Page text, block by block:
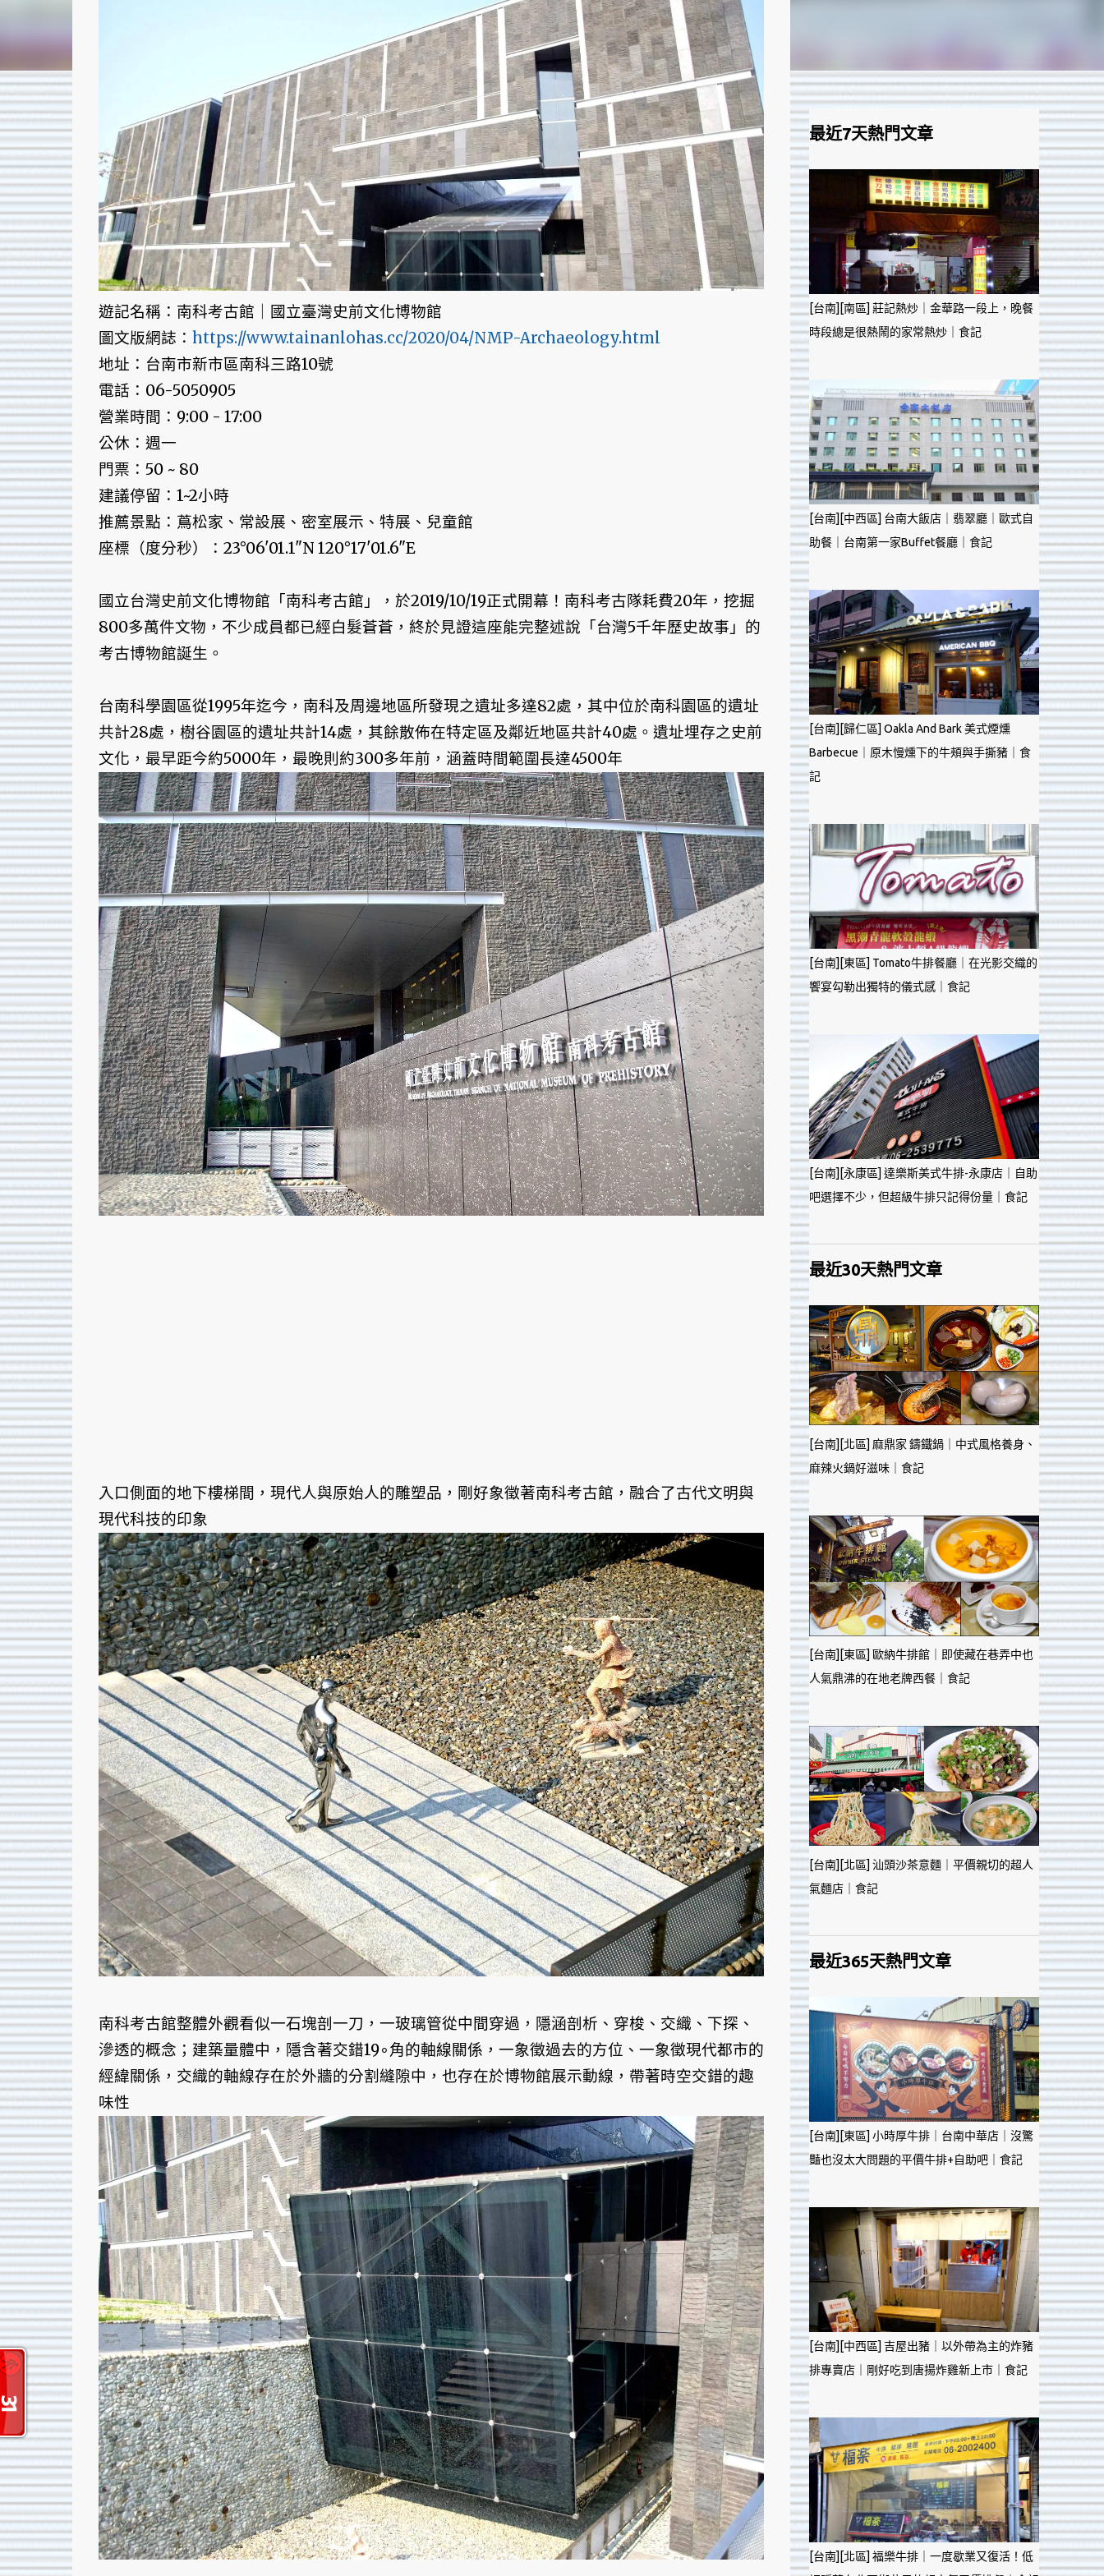
遊記名稱：南科考古館｜國立臺灣史前文化博物館
圖文版網誌： https://www.tainanlohas.cc/2020/04/NMP-Archaeology.html
地址：台南市新市區南科三路10號
電話：06-5050905
營業時間：9:00 - 17:00
公休：週一
門票：50 ~ 80
建議停留：1~2小時
推薦景點：蔦松家、常設展、密室展示、特展、兒童館
座標（度分秒）：23°06'01.1"N 120°17'01.6"E
國立台灣史前文化博物館「南科考古館」，於2019/10/19正式開幕！南科考古隊耗費20年，挖掘
800多萬件文物，不少成員都已經白髮蒼蒼，終於見證這座能完整述說「台灣5千年歷史故事」的
考古博物館誕生。
台南科學園區從1995年迄今，南科及周邊地區所發現之遺址多達82處，其中位於南科園區的遺址
共計28處，樹谷園區的遺址共計14處，其餘散佈在特定區及鄰近地區共計40處。遺址埋存之史前
文化，最早距今約5000年，最晚則約300多年前，涵蓋時間範圍長達4500年
入口側面的地下樓梯間，現代人與原始人的雕塑品，剛好象徵著南科考古館，融合了古代文明與
現代科技的印象
南科考古館整體外觀看似一石塊剖一刀，一玻璃管從中間穿過，隱涵剖析、穿梭、交織、下探、
滲透的概念；建築量體中，隱含著交錯19∘角的軸線關係，一象徵過去的方位、一象徵現代都市的
經緯關係，交織的軸線存在於外牆的分割縫隙中，也存在於博物館展示動線，帶著時空交錯的趣
味性
最近7天熱門文章
[台南][南區] 莊記熱炒｜金華路一段上，晚餐
時段總是很熱鬧的家常熱炒｜食記
[台南][中西區] 台南大飯店｜翡翠廳｜歐式自
助餐｜台南第一家Buffet餐廳｜食記
[台南][歸仁區] Oakla And Bark 美式煙燻
Barbecue｜原木慢燻下的牛頰與手撕豬｜食
記
[台南][東區] Tomato牛排餐廳｜在光影交織的
饗宴勾勒出獨特的儀式感｜食記
[台南][永康區] 達樂斯美式牛排-永康店｜自助
吧選擇不少，但超級牛排只記得份量｜食記
最近30天熱門文章
[台南][北區] 麻鼎家 鑄鐵鍋｜中式風格養身、
麻辣火鍋好滋味｜食記
[台南][東區] 歐納牛排館｜即使藏在巷弄中也
人氣鼎沸的在地老牌西餐｜食記
[台南][北區] 汕頭沙茶意麵｜平價親切的超人
氣麵店｜食記
最近365天熱門文章
[台南][東區] 小時厚牛排｜台南中華店｜沒驚
豔也沒太大問題的平價牛排+自助吧｜食記
[台南][中西區] 吉屋出豬｜以外帶為主的炸豬
排專賣店｜剛好吃到唐揚炸雞新上市｜食記
[台南][北區] 福樂牛排｜一度歇業又復活！低